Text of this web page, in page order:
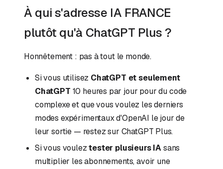
À qui s'adresse IA FRANCE
plutôt qu'à ChatGPT Plus ?
Honnêtement : pas à tout le monde.
Si vous utilisez ChatGPT et seulement
ChatGPT 10 heures par jour pour du code
complexe et que vous voulez les derniers
modes expérimentaux d'OpenAI le jour de
leur sortie — restez sur ChatGPT Plus.
Si vous vouleztester plusieurs IAsans
multiplier les abonnements, avoir une